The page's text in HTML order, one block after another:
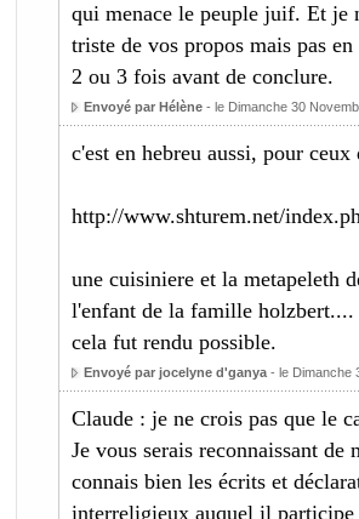
qui menace le peuple juif. Et je
triste de vos propos mais pas
2 ou 3 fois avant de conclure.
Envoyé par Hélène- le Dimanche 30
c'est en hebreu aussi, pour
http://www.shturem.net/
une cuisiniere et la metapeleth
l'enfant de la famille holzbert....
cela fut rendu possible.
Envoyé par jocelyne d'ganya- le Dimanche
Claude : je ne crois pas que le
Je vous serais reconnaissant
connais bien les écrits et
interreligieux auquel il participe